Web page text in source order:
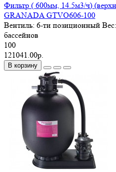
Фильтр ( 600мм, 14.5м3/ч)
GRANADA GTVO606-100
Вентиль: 6-ти позиционный Вес:
бассейнов
100
121041.00р.
В корзину